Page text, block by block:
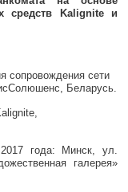
средств Kalignite и
сопровождения сети
Беларусь.
года: Минск, ул.
галерея»